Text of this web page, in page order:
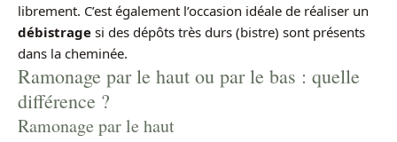
librement. C’est également l’occasion idéale de réaliser un
débistrage si des dépôts très durs (bistre) sont présents
dans la cheminée.
Ramonage par le haut ou par le bas : quelle
différence ?
Ramonage par le haut